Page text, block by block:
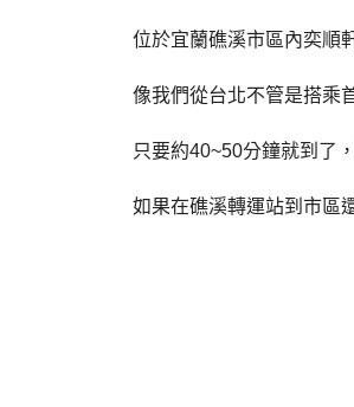
位於宜蘭礁溪市區內奕順
像我們從台北不管是搭乘
只要約40~50分鐘就到了
如果在礁溪轉運站到市區